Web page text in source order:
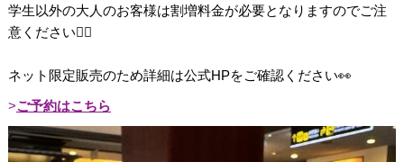
学生以外の大人のお客様は割増料金が必要となりますのでご注
意ください🙇‍♂️
ネット限定販売のため詳細は公式HPをご確認ください👀
ご予約はこちら